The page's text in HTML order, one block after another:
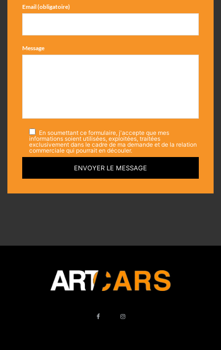
Email (obligatoire)
Message
En soumettant ce formulaire, j'accepte que mes
informations soient utilisées, exploitées, traitées
exclusivement dans le cadre de ma demande et de la relation
commerciale qui pourrait en découler.
ENVOYER LE MESSAGE